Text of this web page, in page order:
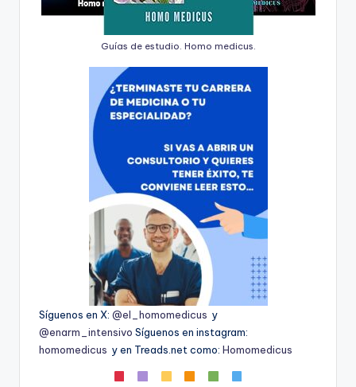
Guías de estudio. Homo medicus.
Síguenos en X: @el_homomedicus y
@enarm_intensivo Síguenos en instagram:
homomedicus y en Treads.net como: Homomedicus